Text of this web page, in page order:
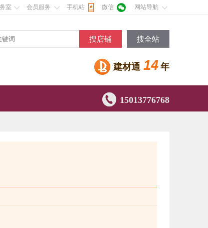
室 会员服务 手机站 微信 网站导航
搜店铺 搜全站
建材通 14 年
 15013776768